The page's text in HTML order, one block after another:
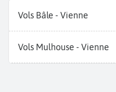
Vols Bâle - Vienne
Vols Mulhouse - Vienne